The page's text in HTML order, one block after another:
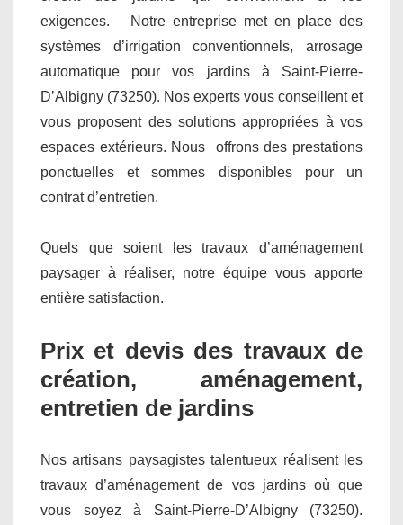
exigences. Notre entreprise met en place des
systèmes d’irrigation conventionnels, arrosage
automatique pour vos jardins à Saint-Pierre-
D’Albigny (73250). Nos experts vous conseillent et
vous proposent des solutions appropriées à vos
espaces extérieurs. Nous offrons des prestations
ponctuelles et sommes disponibles pour un
contrat d’entretien.
Quels que soient les travaux d’aménagement
paysager à réaliser, notre équipe vous apporte
entière satisfaction.
Prix et devis des travaux de
création, aménagement,
entretien de jardins
Nos artisans paysagistes talentueux réalisent les
travaux d’aménagement de vos jardins où que
vous soyez à Saint-Pierre-D’Albigny (73250).